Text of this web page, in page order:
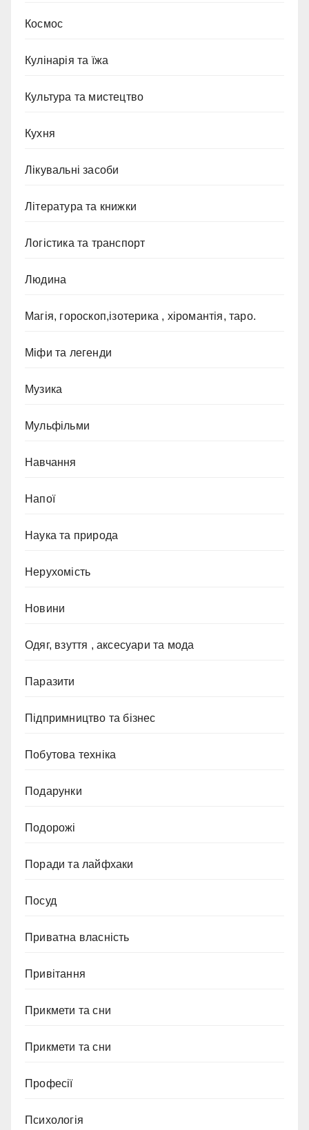
Космос
Кулінарія та їжа
Культура та мистецтво
Кухня
Лікувальні засоби
Література та книжки
Логістика та транспорт
Людина
Магія, гороскоп,ізотерика , хіромантія, таро.
Міфи та легенди
Музика
Мульфільми
Навчання
Напої
Наука та природа
Нерухомість
Новини
Одяг, взуття , аксесуари та мода
Паразити
Підпримництво та бізнес
Побутова техніка
Подарунки
Подорожі
Поради та лайфхаки
Посуд
Приватна власність
Привітання
Прикмети та сни
Прикмети та сни
Професії
Психологія